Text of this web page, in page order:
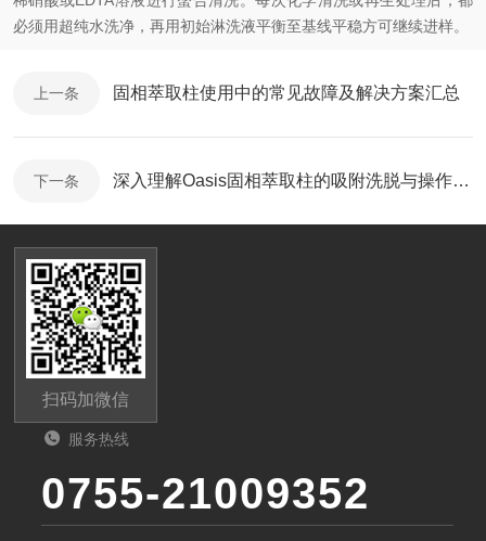
必须用超纯水洗净，再用初始淋洗液平衡至基线平稳方可继续进样。
上一条 固相萃取柱使用中的常见故障及解决方案汇总
下一条 深入理解Oasis固相萃取柱的吸附洗脱与操作维护要点
扫码加微信
服务热线
0755-21009352